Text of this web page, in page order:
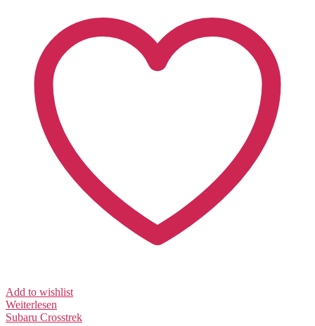
Add to wishlist
Weiterlesen
Subaru Crosstrek